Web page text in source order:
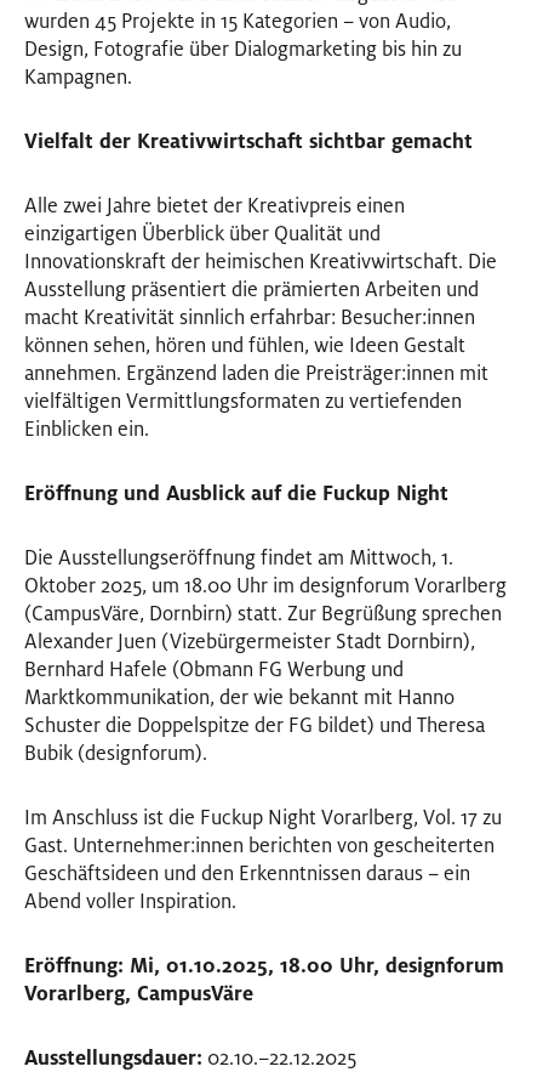
wurden 45 Projekte in 15 Kategorien – von Audio,
Design, Fotografie über Dialogmarketing bis hin zu
Kampagnen.
Vielfalt der Kreativwirtschaft sichtbar gemacht
Alle zwei Jahre bietet der Kreativpreis einen
einzigartigen Überblick über Qualität und
Innovationskraft der heimischen Kreativwirtschaft. Die
Ausstellung präsentiert die prämierten Arbeiten und
macht Kreativität sinnlich erfahrbar: Besucher:innen
können sehen, hören und fühlen, wie Ideen Gestalt
annehmen. Ergänzend laden die Preisträger:innen mit
vielfältigen Vermittlungsformaten zu vertiefenden
Einblicken ein.
Eröffnung und Ausblick auf die Fuckup Night
Die Ausstellungseröffnung findet am Mittwoch, 1.
Oktober 2025, um 18.00 Uhr im designforum Vorarlberg
(CampusVäre, Dornbirn) statt. Zur Begrüßung sprechen
Alexander Juen (Vizebürgermeister Stadt Dornbirn),
Bernhard Hafele (Obmann FG Werbung und
Marktkommunikation, der wie bekannt mit Hanno
Schuster die Doppelspitze der FG bildet) und Theresa
Bubik (designforum).
Im Anschluss ist die Fuckup Night Vorarlberg, Vol. 17 zu
Gast. Unternehmer:innen berichten von gescheiterten
Geschäftsideen und den Erkenntnissen daraus – ein
Abend voller Inspiration.
Eröffnung: Mi, 01.10.2025, 18.00 Uhr, designforum
Vorarlberg, CampusVäre
Ausstellungsdauer: 02.10.–22.12.2025